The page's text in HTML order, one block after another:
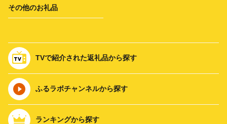
その他のお礼品
TVで紹介された返礼品から探す
ふるラボチャンネルから探す
ランキングから探す